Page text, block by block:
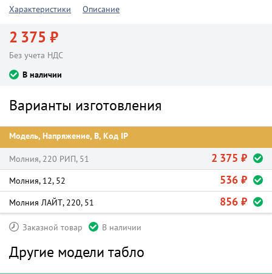
Характеристики
Описание
2 375 ₽
Без учета НДС
В наличии
Варианты изготовления
Модель, Напряжение, В, Код IP
Молния, 220 РИП, 51 2 375 ₽
Молния, 12, 52 536 ₽
Молния ЛАЙТ, 220, 51 856 ₽
Заказной товар В наличии
Другие модели табло